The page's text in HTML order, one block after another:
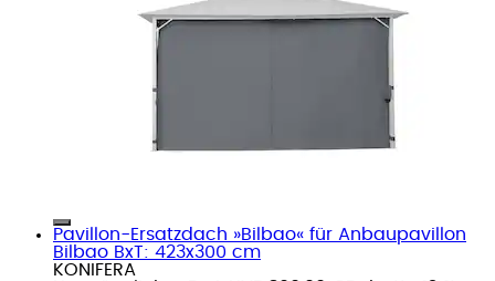
Pavillon-Ersatzdach »Bilbao« für Anbaupavillon
Bilbao BxT: 423x300 cm
KONIFERA